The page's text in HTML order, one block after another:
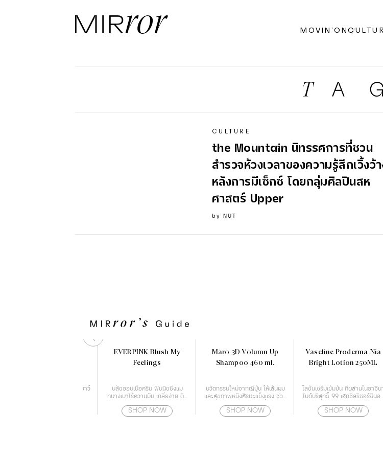
MOVIN’ON
CULTURE
the Mountain นิทรรศการที่ชวน
สำรวจห้วงเวลาของความรู้สึกเวิ้งว้า
หลังการมีเซ็กซ์ โดยกลุ่มศิลปินสห
ศาสตร์ Upper
by NUT
โลชั่นบำรุงผิว ชุ่มชื่น แลดูอ่อนเยาว์
EVERPINK Blush My
Feelings
บลัชออนเนื้อครีม ฟินนิชชิ่งแม
ทบางเบาไร้ความมัน เกลี่ยง่าย ติด
SHOP NOW
Maro 3D Volumn Up
Shampoo 460 ml.
นวัตกรรมใหม่จากญี่ปุ่น ให้เส้นผม
และสุขภาพหนังศีรษะแข็งแรง ช่วย
หนังศีรษะ สาเหตุของปัญหาผม
SHOP NOW
Vaseline Proderma Nia
Bright Lotion 250ML
โลชั่นเซรั่มเข้มข้น ที่ผสานไนอาซิน
ไมด์บริสุทธิ์ 99 เฮกซิลรีซอร์ซินอล
SHOP NOW